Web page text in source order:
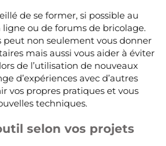
de se former, si possible au
ou de forums de bricolage.
peut non seulement vous donner
mais aussi vous aider à éviter
de l’utilisation de nouveaux
d’expériences avec d’autres
vos propres pratiques et vous
techniques.
selon vos projets